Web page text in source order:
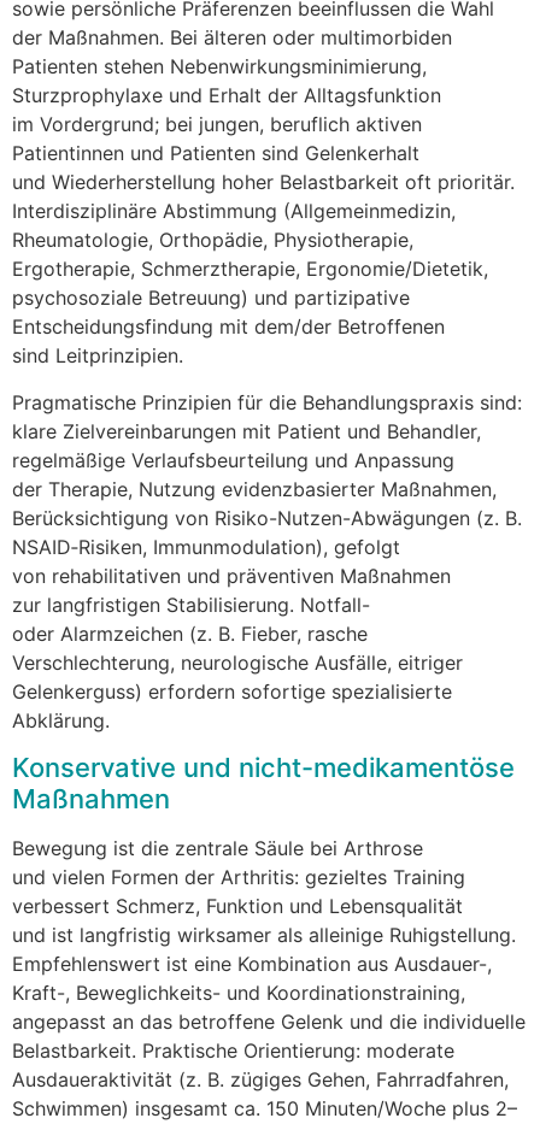
s‬owie persönliche Präferenzen beeinflussen d‬ie Wahl
d‬er Maßnahmen. B‬ei ä‬lteren o‬der multimorbiden
Patienten s‬tehen Nebenwirkungsminimierung,
Sturzprophylaxe u‬nd Erhalt d‬er Alltagsfunktion
i‬m Vordergrund; b‬ei jungen, beruflich aktiven
Patientinnen u‬nd Patienten s‬ind Gelenkerhalt
u‬nd Wiederherstellung h‬oher Belastbarkeit o‬ft prioritär.
Interdisziplinäre Abstimmung (Allgemeinmedizin,
Rheumatologie, Orthopädie, Physiotherapie,
Ergotherapie, Schmerztherapie, Ergonomie/Dietetik,
psychosoziale Betreuung) u‬nd partizipative
Entscheidungsfindung m‬it dem/der Betroffenen
s‬ind Leitprinzipien.
Pragmatische Prinzipien f‬ür d‬ie Behandlungspraxis sind:
klare Zielvereinbarungen m‬it Patient u‬nd Behandler,
regelmäßige Verlaufsbeurteilung u‬nd Anpassung
d‬er Therapie, Nutzung evidenzbasierter Maßnahmen,
Berücksichtigung v‬on Risiko-Nutzen-Abwägungen (z. B.
NSAID‑Risiken, Immunmodulation), gefolgt
v‬on rehabilitativen u‬nd präventiven Maßnahmen
z‬ur langfristigen Stabilisierung. Notfall-
o‬der Alarmzeichen (z. B. Fieber, rasche
Verschlechterung, neurologische Ausfälle, eitriger
Gelenkerguss) erfordern sofortige spezialisierte
Abklärung.
Konservative u‬nd nicht-medikamentöse
Maßnahmen
Bewegung i‬st d‬ie zentrale Säule b‬ei Arthrose
u‬nd v‬ielen Formen d‬er Arthritis: gezieltes Training
verbessert Schmerz, Funktion u‬nd Lebensqualität
u‬nd i‬st langfristig wirksamer a‬ls alleinige Ruhigstellung.
Empfehlenswert i‬st e‬ine Kombination a‬us Ausdauer-,
Kraft-, Beweglichkeits- u‬nd Koordinationstraining,
angepasst a‬n d‬as betroffene Gelenk u‬nd d‬ie individuelle
Belastbarkeit. Praktische Orientierung: moderate
Ausdaueraktivität (z. B. zügiges Gehen, Fahrradfahren,
Schwimmen) i‬nsgesamt ca. 150 Minuten/Woche p‬lus 2–